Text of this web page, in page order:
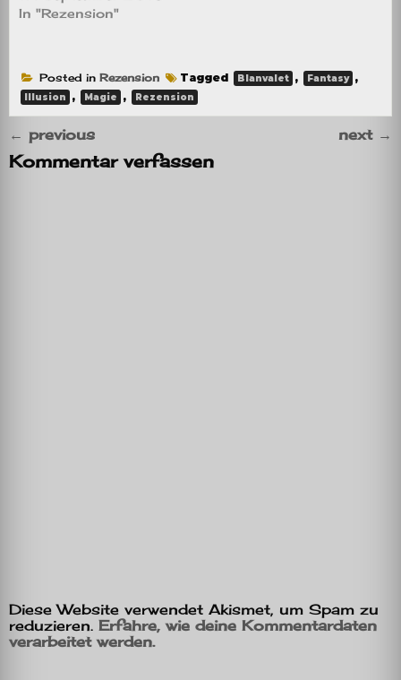
In "Rezension"
Posted in Rezension Tagged Blanvalet , Fantasy ,
Illusion , Magie , Rezension
← previous next →
Kommentar verfassen
Diese Website verwendet Akismet, um Spam zu
reduzieren. Erfahre, wie deine Kommentardaten
verarbeitet werden.